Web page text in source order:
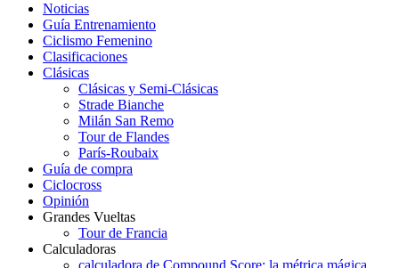
Noticias
Guía Entrenamiento
Ciclismo Femenino
Clasificaciones
Clásicas
Clásicas y Semi-Clásicas
Strade Bianche
Milán San Remo
Tour de Flandes
París-Roubaix
Guía de compra
Ciclocross
Opinión
Grandes Vueltas
Tour de Francia
Calculadoras